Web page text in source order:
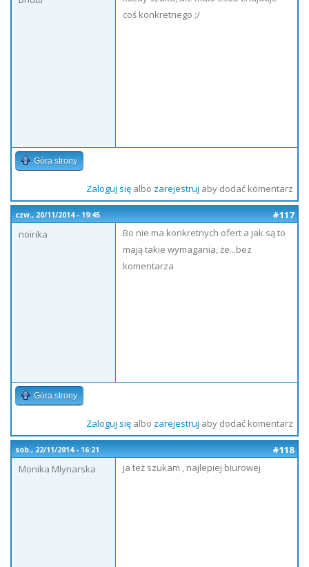
coś konkretnego ;/
Góra strony
Zaloguj sięalbo zarejestruj aby dodać komentarz
czw., 20/11/2014 - 19:45
#117
noirika
Bo nie ma konkretnych ofert a jak są to
mają takie wymagania, że...bez
komentarza
Góra strony
Zaloguj sięalbo zarejestruj aby dodać komentarz
sob., 22/11/2014 - 16:21
#118
Monika Mlynarska
ja też szukam , najlepiej biurowej